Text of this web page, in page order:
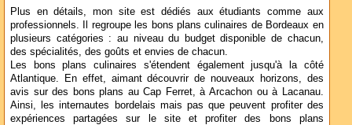
Plus en détails, mon site est dédiés aux étudiants comme aux
professionnels. Il regroupe les bons plans culinaires de Bordeaux en
plusieurs catégories : au niveau du budget disponible de chacun,
des spécialités, des goûts et envies de chacun.
Les bons plans culinaires s'étendent également jusqu'à la côté
Atlantique. En effet, aimant découvrir de nouveaux horizons, des
avis sur des bons plans au Cap Ferret, à Arcachon ou à Lacanau.
Ainsi, les internautes bordelais mais pas que peuvent profiter des
expériences partagées sur le site et profiter des bons plans